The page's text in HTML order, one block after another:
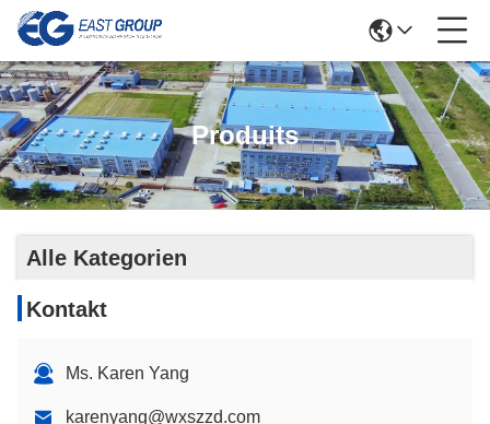
Produits
Alle Kategorien
Kontakt
Ms. Karen Yang
karenyang@wxszzd.com